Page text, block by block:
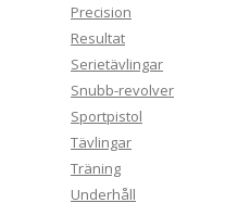
Precision
Resultat
Serietävlingar
Snubb-revolver
Sportpistol
Tävlingar
Träning
Underhåll